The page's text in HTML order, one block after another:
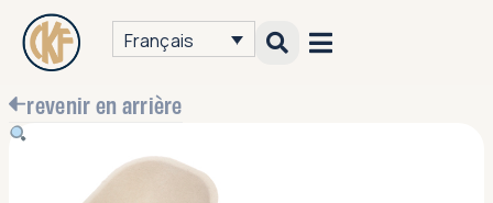
Français
revenir en arrière